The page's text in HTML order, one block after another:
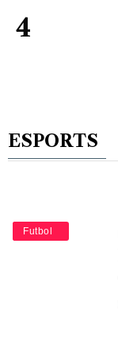
4
ESPORTS
Esports
Futbol